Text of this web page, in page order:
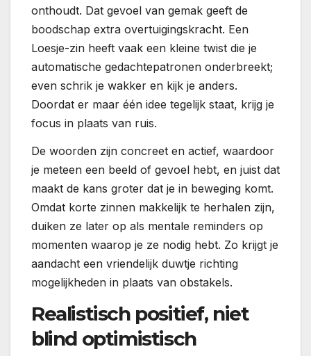
onthoudt. Dat gevoel van gemak geeft de
boodschap extra overtuigingskracht. Een
Loesje-zin heeft vaak een kleine twist die je
automatische gedachtepatronen onderbreekt;
even schrik je wakker en kijk je anders.
Doordat er maar één idee tegelijk staat, krijg je
focus in plaats van ruis.
De woorden zijn concreet en actief, waardoor
je meteen een beeld of gevoel hebt, en juist dat
maakt de kans groter dat je in beweging komt.
Omdat korte zinnen makkelijk te herhalen zijn,
duiken ze later op als mentale reminders op
momenten waarop je ze nodig hebt. Zo krijgt je
aandacht een vriendelijk duwtje richting
mogelijkheden in plaats van obstakels.
Realistisch positief, niet
blind optimistisch